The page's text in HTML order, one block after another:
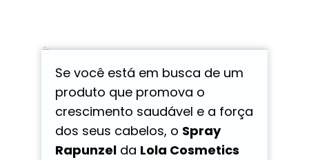
Se você está em busca de um
produto que promova o
crescimento saudável e a força
dos seus cabelos, o Spray
Rapunzel da Lola Cosmetics